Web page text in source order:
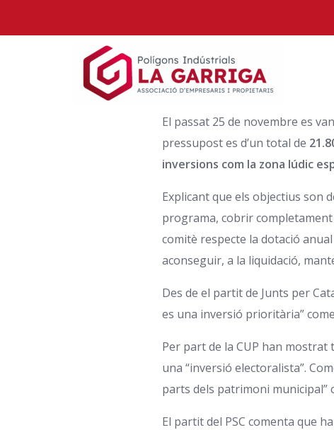
El passat 25 de novembre es
pressupost es d’un total de
inversions com la zona lúdic
Explicant que els objectius son
programa, cobrir
comitè respecte la dotació
aconseguir, a la liquidació,
Des de el partit de Junts per
es una inversió prioritària”
Per part de la CUP han mostrat
una “inversió electoralista”.
parts dels patrimoni municipal”
El partit del PSC comenta que